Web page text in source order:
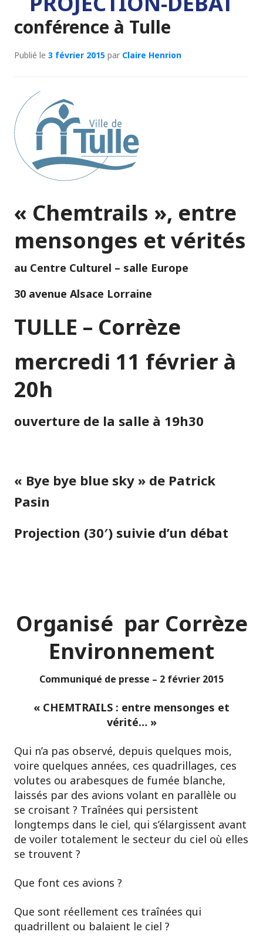
conférence à Tulle
Publié le 3 février 2015 par Claire Henrion
« Chemtrails », entre
mensonges et vérités
au Centre Culturel – salle Europe
30 avenue Alsace Lorraine
TULLE – Corrèze
mercredi 11 février à
20h
ouverture de la salle à 19h30
« Bye bye blue sky » de Patrick
Pasin
Projection (30′) suivie d’un débat
Organisé par Corrèze
Environnement
Communiqué de presse – 2 février 2015
« CHEMTRAILS : entre mensonges et
vérité… »
Qui n’a pas observé, depuis quelques mois,
voire quelques années, ces quadrillages, ces
volutes ou arabesques de fumée blanche,
laissés par des avions volant en parallèle ou
se croisant ? Traînées qui persistent
longtemps dans le ciel, qui s’élargissent avant
de voiler totalement le secteur du ciel où elles
se trouvent ?
Que font ces avions ?
Que sont réellement ces traînées qui
quadrillent ou balaient le ciel ?